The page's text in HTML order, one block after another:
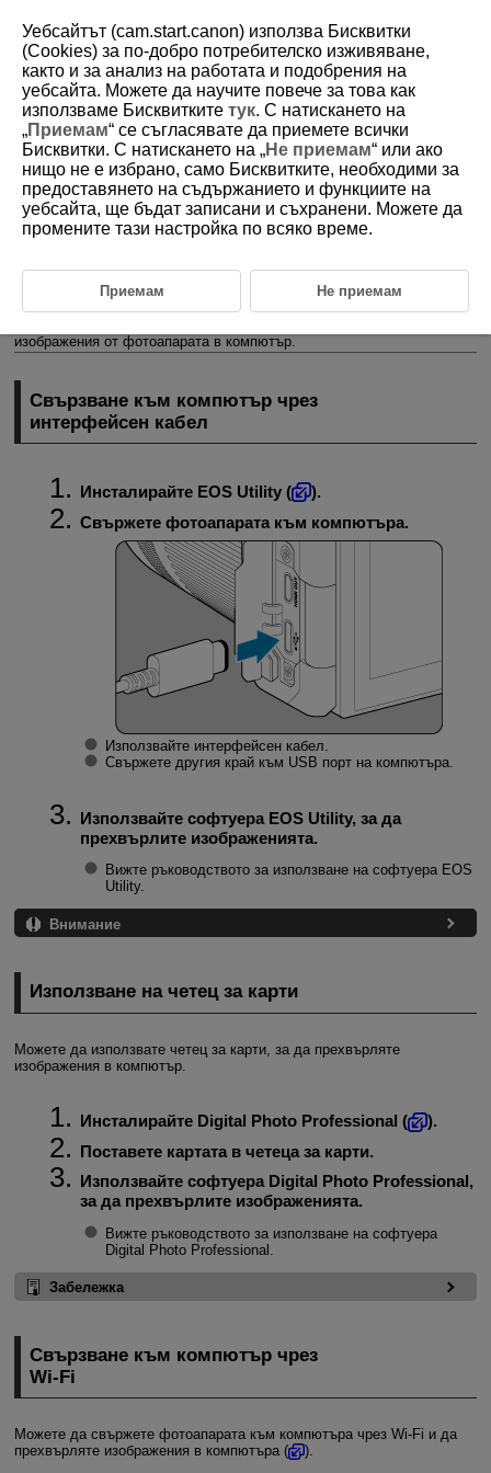
D180-239
Прехвърляне на изображения в
компютър
Свързване към компютър чрез интерфейсен кабел
Свързване към компютър чрез
изображения от фотоапарата в компютър.
Свързване към компютър чрез
интерфейсен кабел
Инсталирайте EOS Utility (
).
Свържете фотоапарата към компютъра.
Използвайте интерфейсен кабел.
Свържете другия край към USB порт на компютъра.
Използвайте софтуера EOS Utility, за да
прехвърлите изображенията.
Вижте ръководството за използване на софтуера EOS
Utility.
Внимание
Използване на четец за карти
Можете да използвате четец за карти, за да прехвърляте
изображения в компютър.
Инсталирайте Digital Photo Professional (
).
Поставете картата в четеца за карти.
Използвайте софтуера Digital Photo Professional,
за да прехвърлите изображенията.
Вижте ръководството за използване на софтуера
Digital Photo Professional.
Забележка
Свързване към компютър чрез
Wi-Fi
Можете да свържете фотоапарата към компютъра чрез Wi-Fi и да
прехвърляте изображения в компютъра (
).
Уебсайтът (cam.start.canon) използва Бисквитки
(Cookies) за по-добро потребителско изживяване,
както и за анализ на работата и подобрения на
уебсайта. Можете да научите повече за това как
използваме Бисквитките тук. С натискането на
„Приемам“ се съгласявате да приемете всички
Бисквитки. С натискането на „Не приемам“ или ако
нищо не е избрано, само Бисквитките, необходими за
предоставянето на съдържанието и функциите на
уебсайта, ще бъдат записани и съхранени. Можете да
промените тази настройка по всяко време.
Приемам Не приемам